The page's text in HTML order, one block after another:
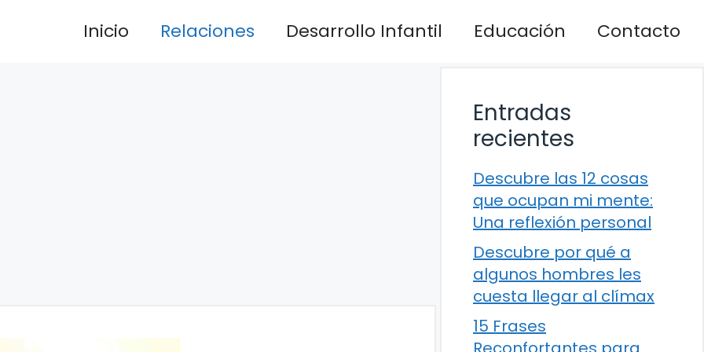
Inicio Relaciones Desarrollo Infantil Educación Contacto
Entradas
recientes
Descubre las 12 cosas
que ocupan mi mente:
Una reflexión personal
Descubre por qué a
algunos hombres les
cuesta llegar al clímax
15 Frases